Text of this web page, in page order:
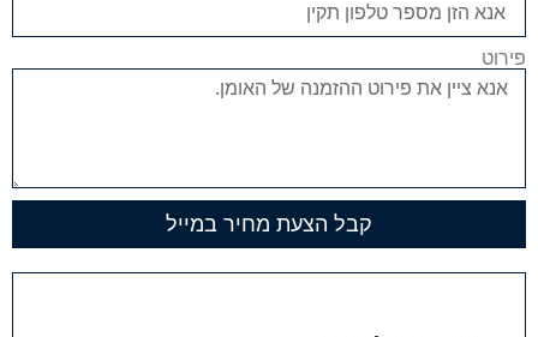
פירוט
קבל הצעת מחיר במייל